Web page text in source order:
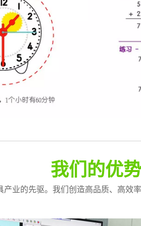
我们的优
产业的先驱。我们创造高品质、高效